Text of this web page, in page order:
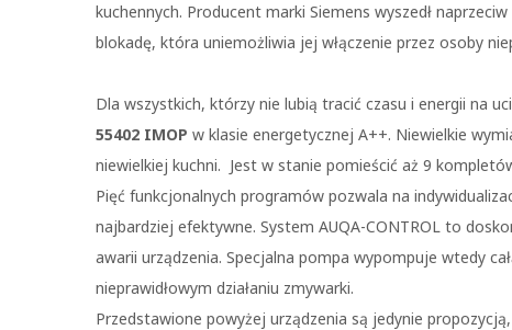
kuchennych. Producent marki Siemens wyszedł
blokadę, która uniemożliwia jej włączenie przez osoby
Dla wszystkich, którzy nie lubią tracić czasu i energii na
55402 IMOP w klasie energetycznej A++. Niewielkie
niewielkiej kuchni. Jest w stanie pomieścić aż 9
Pięć funkcjonalnych programów pozwala na
najbardziej efektywne. System AUQA-CONTROL to
awarii urządzenia. Specjalna pompa wypompuje wtedy
nieprawidłowym działaniu zmywarki.
Przedstawione powyżej urządzenia są jedynie